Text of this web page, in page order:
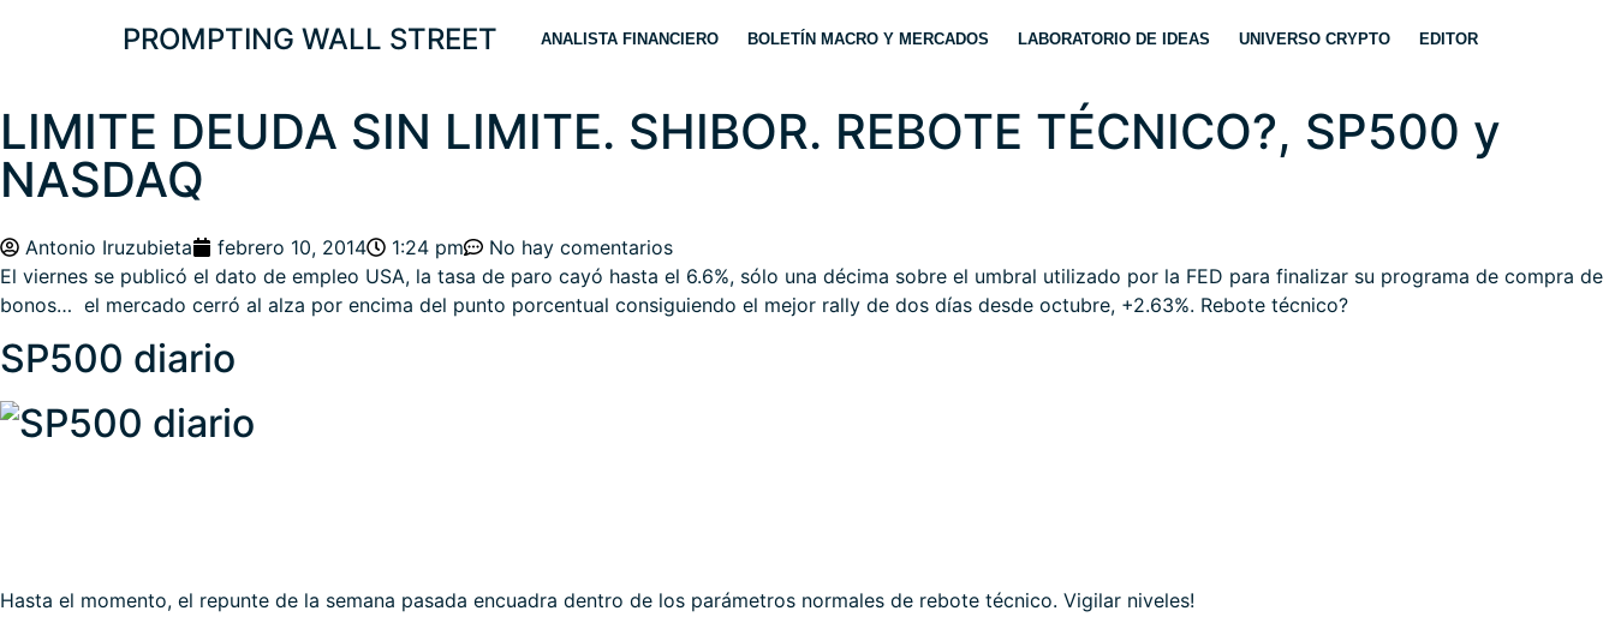
PROMPTING WALL STREET ANALISTA FINANCIERO BOLETÍN MACRO Y MERCADOS LABORATORIO DE IDEAS UNIVERSO CRYPTO EDITOR
LIMITE DEUDA SIN LIMITE. SHIBOR. REBOTE TÉCNICO?, SP500 y
NASDAQ
Antonio Iruzubieta febrero 10, 2014 1:24 pm
No hay comentarios
El viernes se publicó el dato de empleo USA, la tasa de paro cayó hasta el 6.6%, sólo una décima sobre el umbral utilizado por la FED para finalizar su programa de compra de
bonos… el mercado cerró al alza por encima del punto porcentual consiguiendo el mejor rally de dos días desde octubre, +2.63%. Rebote técnico?
SP500 diario
Hasta el momento, el repunte de la semana pasada encuadra dentro de los parámetros normales de rebote técnico. Vigilar niveles!